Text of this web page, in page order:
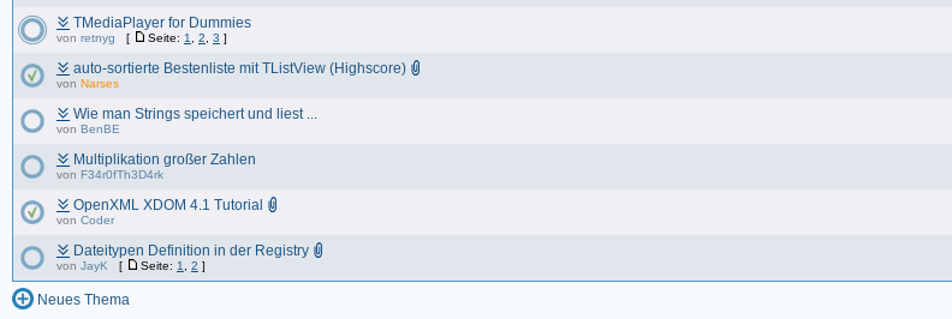
TMediaPlayer for Dummies
von retnyg [ Seite: 1 2 3 ]
auto-sortierte Bestenliste mit TListView (Highscore)
von Narses
Wie man Strings speichert und liest ...
von BenBE
Multiplikation großer Zahlen
von F34r0fTh3D4rk
OpenXML XDOM 4.1 Tutorial
von Coder
Dateitypen Definition in der Registry
von JayK [ Seite: 1 2 ]
Neues Thema